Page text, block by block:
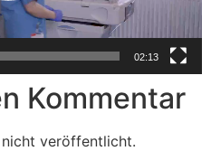
02:13
Kommentar
veröffentlicht.